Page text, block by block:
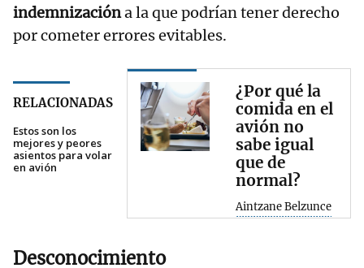
indemnizacióna la que podrían tener derecho
por cometer errores evitables.
RELACIONADAS
Estos son los
mejores y peores
asientos para volar
en avión
¿Por qué la
comida en el
avión no
sabe igual
que de
normal?
Aintzane Belzunce
Desconocimiento